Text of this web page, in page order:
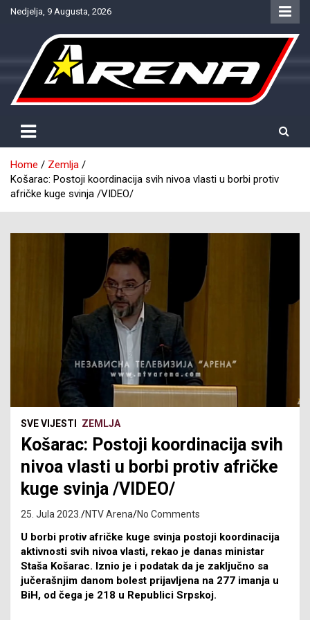
SkipNedjelja, 9 Augusta, 2026
NTV Arena
Home
Zemlja
Košarac: Postoji koordinacija svih nivoa vlasti u borbi protiv
afričke kuge svinja /VIDEO/
SVE VIJESTI ZEMLJA
Košarac: Postoji koordinacija svih
nivoa vlasti u borbi protiv afričke
kuge svinja /VIDEO/
25. Jula 2023. NTV Arena No Comments
U borbi protiv afričke kuge svinja postoji koordinacija
aktivnosti svih nivoa vlasti, rekao je danas ministar
Staša Košarac. Iznio je i podatak da je zaključno sa
jučerašnjim danom bolest prijavljena na 277 imanja u
BiH, od čega je 218 u Republici Srpskoj.